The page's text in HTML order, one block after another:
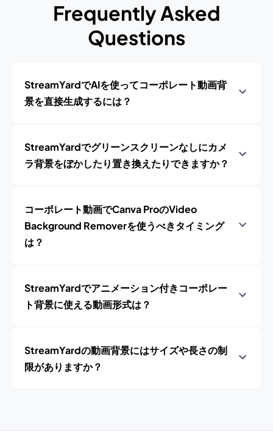
Frequently Asked
Questions
StreamYardでAIを使ってコーポレート動画背
景を直接生成するには？
StreamYardでグリーンスクリーンなしにカメ
ラ背景をぼかしたり置き換えたりできますか？
コーポレート動画でCanva ProのVideo
Background Removerを使うべきタイミング
は？
StreamYardでアニメーション付きコーポレー
ト背景に使える動画形式は？
StreamYardの動画背景にはサイズや長さの制
限がありますか？